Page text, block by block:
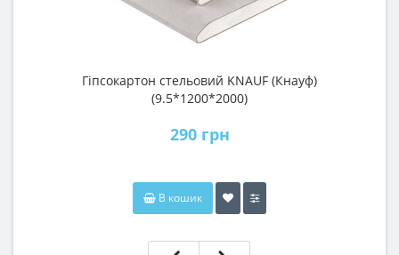
Гіпсокартон стельовий KNAUF (Кнауф)
(9.5*1200*2000)
290 грн
В кошик